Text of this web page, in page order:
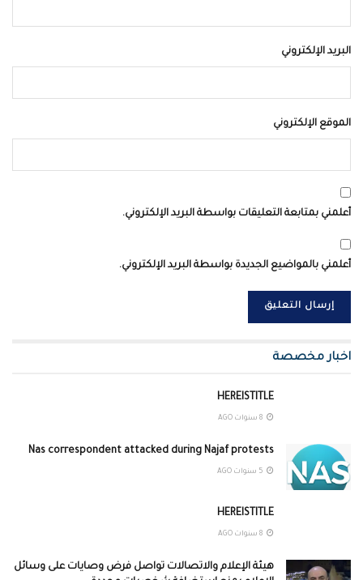
البريد الإلكتروني
الموقع الإلكتروني
أعلمني بمتابعة التعليقات بواسطة البريد الإلكتروني.
أعلمني بالمواضيع الجديدة بواسطة البريد الإلكتروني.
اخبار مخصصة
HEREISTITLE
Nas correspondent attacked during Najaf protests
HEREISTITLE
هيئة الإعلام والاتصالات تواصل فرض وصايات على وسائل